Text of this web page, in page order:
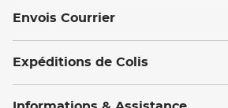
Envois Courrier
Expéditions de Colis